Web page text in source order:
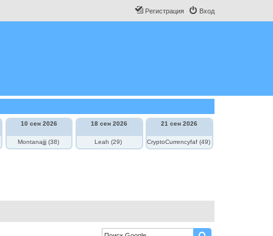
Вход
Регистрация
10 сен 2026
Montanajjj (38)
18 сен 2026
Leah (29)
21 сен 2026
CryptoCurrencyfaf (49)